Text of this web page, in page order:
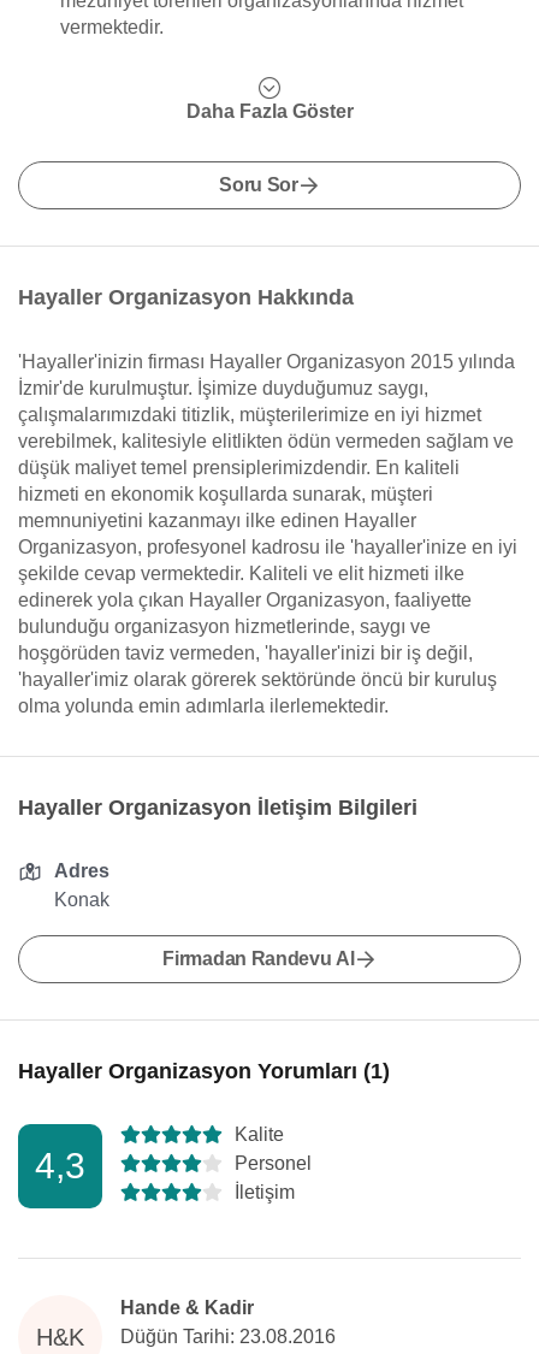
vermektedir.
Daha Fazla Göster
Soru Sor
Hayaller Organizasyon Hakkında
'Hayaller'inizin firması Hayaller Organizasyon 2015 yılında
İzmir'de kurulmuştur. İşimize duyduğumuz saygı,
çalışmalarımızdaki titizlik, müşterilerimize en iyi hizmet
verebilmek, kalitesiyle elitlikten ödün vermeden sağlam ve
düşük maliyet temel prensiplerimizdendir. En kaliteli
hizmeti en ekonomik koşullarda sunarak, müşteri
memnuniyetini kazanmayı ilke edinen Hayaller
Organizasyon, profesyonel kadrosu ile 'hayaller'inize en iyi
şekilde cevap vermektedir. Kaliteli ve elit hizmeti ilke
edinerek yola çıkan Hayaller Organizasyon, faaliyette
bulunduğu organizasyon hizmetlerinde, saygı ve
hoşgörüden taviz vermeden, 'hayaller'inizi bir iş değil,
'hayaller'imiz olarak görerek sektöründe öncü bir kuruluş
olma yolunda emin adımlarla ilerlemektedir.
Hayaller Organizasyon İletişim Bilgileri
Adres
Konak
Firmadan Randevu Al
Hayaller Organizasyon Yorumları (1)
4,3
Kalite
Personel
İletişim
H&K
Hande & Kadir
Düğün Tarihi: 23.08.2016